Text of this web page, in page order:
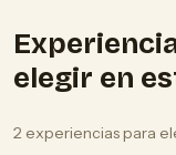
elegir en
2 experiencias para